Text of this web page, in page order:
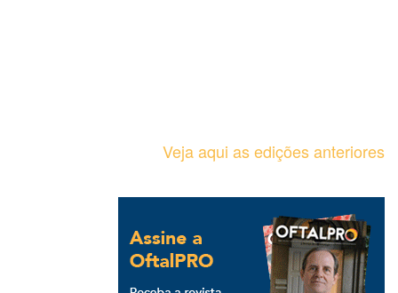
Veja aqui as edições anteriores